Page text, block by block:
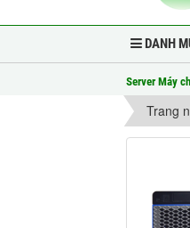
DANH
Server Máy
Trang